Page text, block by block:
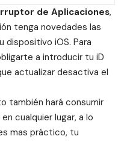
de Aplicaciones,
tenga novedades las
iOS. Para
a introducir tu iD
actualizar desactiva el
también hará consumir
cualquier lugar, a lo
mas práctico, tu